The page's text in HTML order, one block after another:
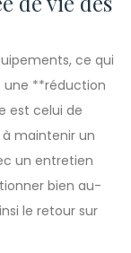
ce qui
une **réduction
est celui de
maintenir un
un entretien
bien au-
le retour sur